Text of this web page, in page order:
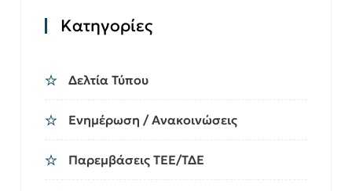
Kατηγορίες
Δελτία Τύπου
Ενημέρωση / Ανακοινώσεις
Παρεμβάσεις ΤΕΕ/ΤΔΕ